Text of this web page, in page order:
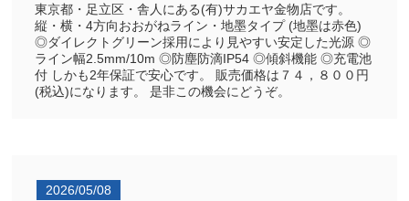
東京都・足立区・舎人にある(有)サカエヤ金物店です。
縦・横・4方向おおがねライン・地墨タイプ (地墨は赤色)
◎ダイレクトグリーン採用により見やすい安定した光源 ◎
ライン幅2.5mm/10m ◎防塵防滴IP54 ◎傾斜機能 ◎充電池
付 しかも2年保証で安心です。 販売価格は７４，８００円
(税込)になります。 是非この機会にどうぞ。
2026/05/08